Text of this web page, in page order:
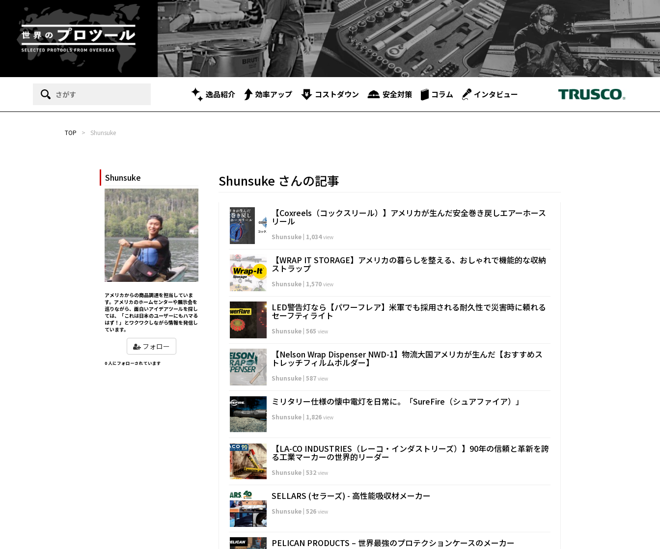
逸品紹介 効率アップ コストダウン 安全対策 コラム インタビュー
TOP > Shunsuke
Shunsuke
アメリカからの商品調達を担当していま
す。アメリカのホームセンターや展示会を
巡りながら、面白いアイデアツールを探し
ては、「これは日本のユーザーにもハマる
はず！」とワクワクしながら情報を発信し
ています。
フォロー
0 人にフォローされています
Shunsuke さんの記事
【Coxreels（コックスリール）】アメリカが生んだ安全巻き戻しエアーホース
リール
Shunsuke| 1,034view
【WRAP IT STORAGE】アメリカの暮らしを整える、おしゃれで機能的な収納
ストラップ
Shunsuke| 1,570 view
LED警告灯なら【パワーフレア】米軍でも採用される耐久性で災害時に頼れる
セーフティライト
Shunsuke| 565 view
【Nelson Wrap Dispenser NWD-1】物流大国アメリカが生んだ【おすすめス
トレッチフィルムホルダー】
Shunsuke| 587 view
ミリタリー仕様の懐中電灯を日常に。「SureFire（シュアファイア）」
Shunsuke| 1,826 view
【LA-CO INDUSTRIES（レーコ・インダストリーズ）】90年の信頼と革新を誇
る工業マーカーの世界的リーダー
Shunsuke| 532 view
SELLARS (セラーズ) - 高性能吸収材メーカー
Shunsuke| 526 view
PELICAN PRODUCTS – 世界最強のプロテクションケースのメーカー